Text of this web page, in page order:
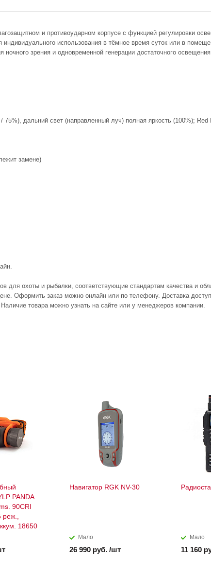
и противоударном корпусе с функцией регулировки
использования в тёмное время суток или в
зрения и одновременной генерации достаточного
дальний свет (направленный луч) полная яркость (100%);
замене)
для охоты и рыбалки, соответствующие стандартам качества и
Оформить заказ можно онлайн или по телефону. Доставка
товара можно узнать на сайте или у менеджеров компании.
PANDA
90CRI
реж.,
18650
Навигатор RGK NV-30
Мало
26 990 руб. /шт
Мало
11 160